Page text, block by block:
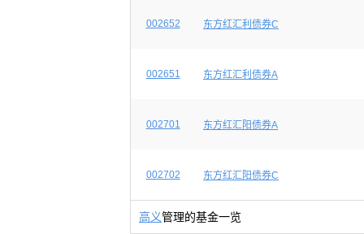
002652 东方红汇利债券C
002651 东方红汇利债券A
002701 东方红汇阳债券A
002702 东方红汇阳债券C
高义管理的基金一览